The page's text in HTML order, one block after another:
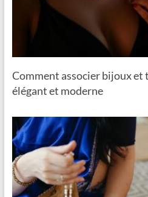
Comment associer bijoux et
élégant et moderne